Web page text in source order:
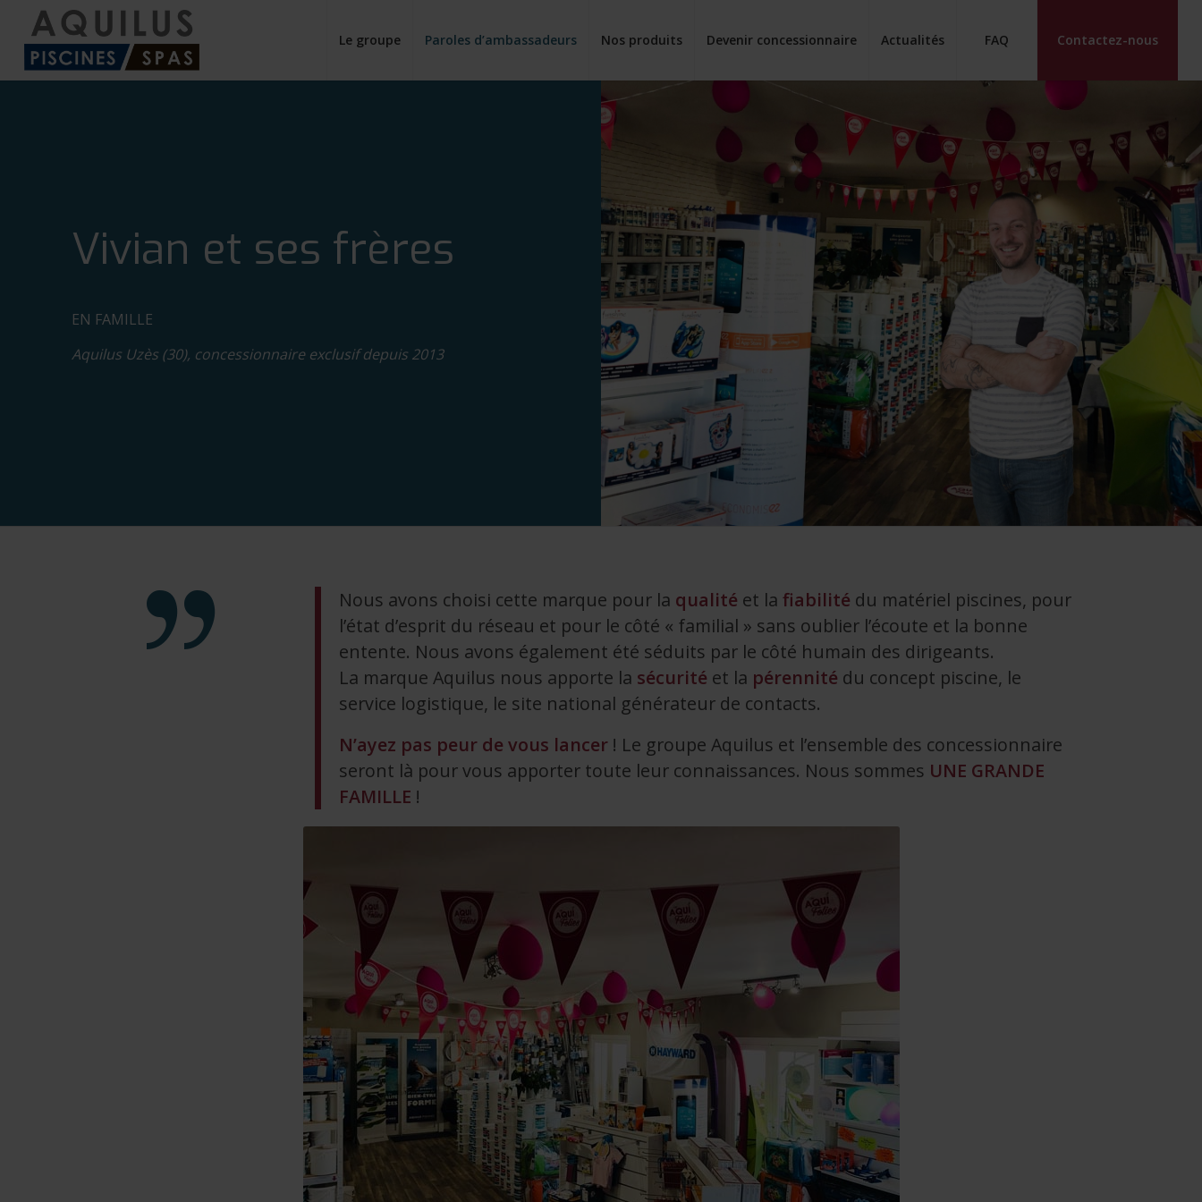
Le groupe Paroles d’ambassadeurs Nos produits Devenir concessionnaire Actualités FAQ Contactez-nous
Vivian et ses frères
EN FAMILLE
Aquilus Uzès (30), concessionnaire exclusif depuis 2013
Nous avons choisi cette marque pour la qualité et lafiabilité du matériel piscines, pour
l’état d’esprit du réseau et pour le côté « familial » sans oublier l’écoute et la bonne
entente. Nous avons également été séduits par le côté humain des dirigeants.
La marque Aquilus nous apporte la sécurité et la pérennité du concept piscine, le
service logistique, le site national générateur de contacts.
N’ayez pas peur de vous lancer ! Le groupe Aquilus et l’ensemble des concessionnaire
seront là pour vous apporter toute leur connaissances. Nous sommes UNE GRANDE
FAMILLE !